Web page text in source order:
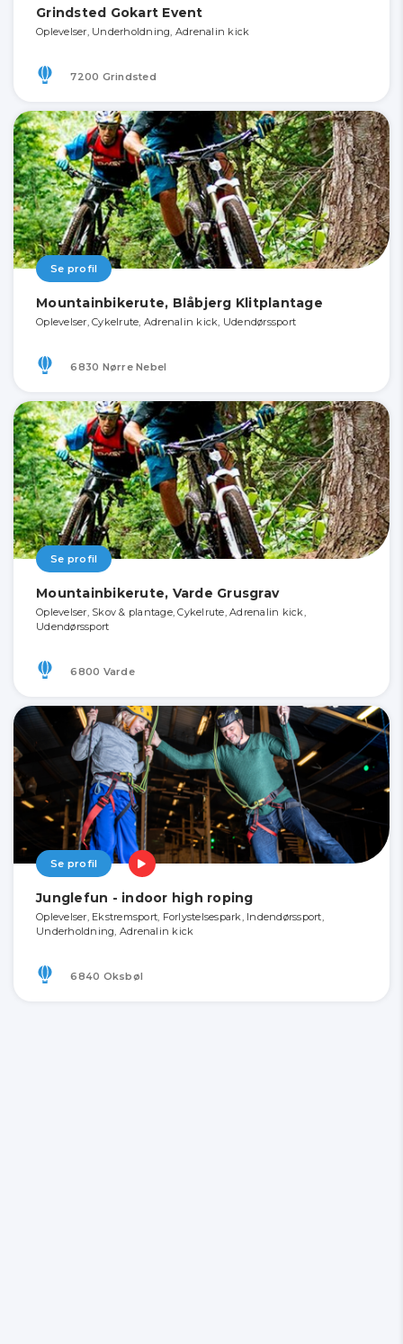
Grindsted Gokart Event
Oplevelser, Underholdning, Adrenalin kick
7200 Grindsted
Se profil
Mountainbikerute, Blåbjerg Klitplantage
Oplevelser, Cykelrute, Adrenalin kick, Udendørssport
6830 Nørre Nebel
Se profil
Mountainbikerute, Varde Grusgrav
Oplevelser, Skov & plantage, Cykelrute, Adrenalin kick,
Udendørssport
6800 Varde
Se profil
Junglefun - indoor high roping
Oplevelser, Ekstremsport, Forlystelsespark, Indendørssport,
Underholdning, Adrenalin kick
6840 Oksbøl